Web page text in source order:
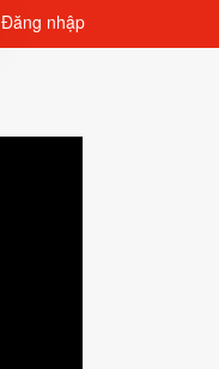
Đăng nhập